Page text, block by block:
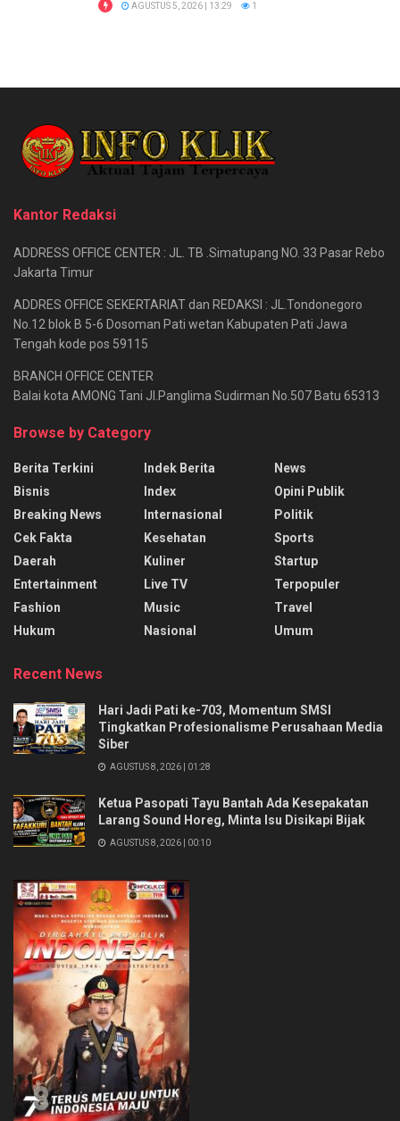
AGUSTUS 5, 2026 | 13:29 1
Kantor Redaksi
ADDRESS OFFICE CENTER : JL. TB .Simatupang NO. 33 Pasar Rebo
Jakarta Timur
ADDRES OFFICE SEKERTARIAT dan REDAKSI : JL.Tondonegoro
No.12 blok B 5-6 Dosoman Pati wetan Kabupaten Pati Jawa
Tengah kode pos 59115
BRANCH OFFICE CENTER
Balai kota AMONG Tani Jl.Panglima Sudirman No.507 Batu 65313
Browse by Category
Berita Terkini
Bisnis
Breaking News
Cek Fakta
Daerah
Entertainment
Fashion
Hukum
Indek Berita
Index
Internasional
Kesehatan
Kuliner
Live TV
Music
Nasional
News
Opini Publik
Politik
Sports
Startup
Terpopuler
Travel
Umum
Recent News
Hari Jadi Pati ke-703, Momentum SMSI
Tingkatkan Profesionalisme Perusahaan Media
Siber
AGUSTUS 8, 2026 | 01:28
Ketua Pasopati Tayu Bantah Ada Kesepakatan
Larang Sound Horeg, Minta Isu Disikapi Bijak
AGUSTUS 8, 2026 | 00:10